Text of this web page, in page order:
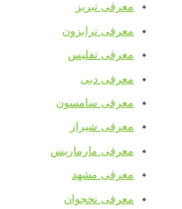
معرفی تبریز
معرفی ترابزون
معرفی تفلیس
معرفی دبی
معرفی سامسون
معرفی شیراز
معرفی مارماریس
معرفی مشهد
معرفی نخجوان